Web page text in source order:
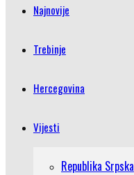
Najnovije
Trebinje
Hercegovina
Vijesti
Republika Srpska